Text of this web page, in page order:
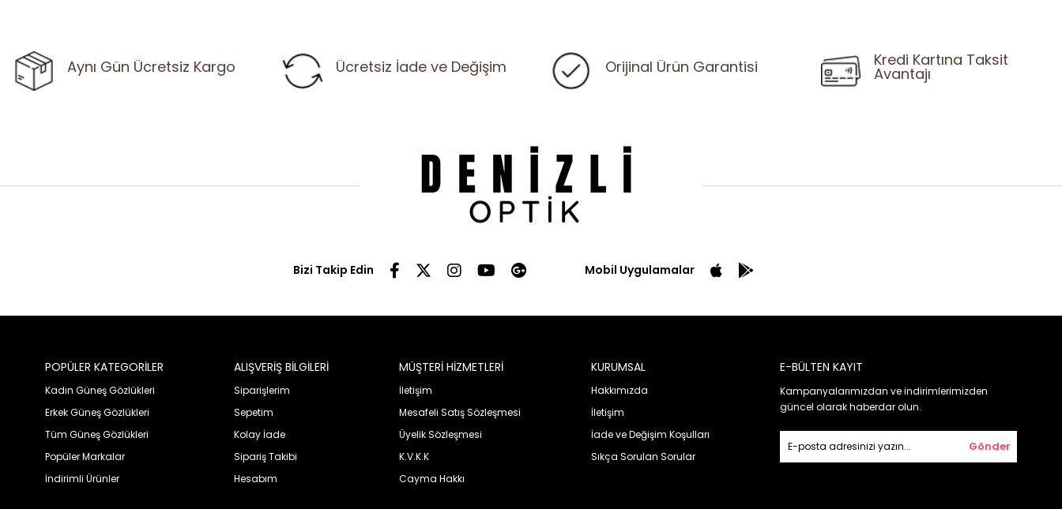
Aynı Gün Ücretsiz Kargo Ücretsiz İade ve Değişim Orijinal Ürün Garantisi Kredi Kartına Taksit
Avantajı
Bizi Takip Edin Mobil Uygulamalar
POPÜLER KATEGORİLER
Kadın Güneş Gözlükleri
Erkek Güneş Gözlükleri
Tüm Güneş Gözlükleri
Popüler Markalar
İndirimli Ürünler
ALIŞVERİŞ BİLGİLERİ
Siparişlerim
Sepetim
Kolay İade
Sipariş Takibi
Hesabım
MÜŞTERİ HİZMETLERİ
İletişim
Mesafeli Satış Sözleşmesi
Üyelik Sözleşmesi
K.V.K.K
Cayma Hakkı
KURUMSAL
Hakkımızda
İletişim
İade ve Değişim Koşulları
Sıkça Sorulan Sorular
E-BÜLTEN KAYIT
Kampanyalarımızdan ve indirimlerimizden
güncel olarak haberdar olun.
Gönder